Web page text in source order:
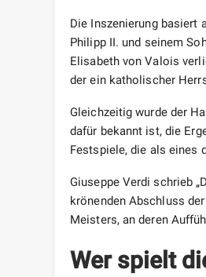
Die Inszenierung basiert
Philipp II. und seinem
Elisabeth von Valois
der ein katholischer
Gleichzeitig wurde der
dafür bekannt ist, die
Festspiele, die als eines
Giuseppe Verdi schrieb
krönenden Abschluss
Meisters, an deren
Wer spielt